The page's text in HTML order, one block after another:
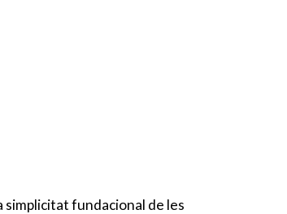
simplicitat fundacional de les